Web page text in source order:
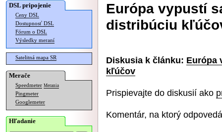
DSL pripojenie
Ceny DSL
Dostupnosť DSL
Fórum o DSL
Výsledky meraní
Satelitná mapa SR
Merače
Speedmeter Merania
Pingmeter
Googlemeter
Hľadanie
Európa vypustí
distribúciu
Diskusia k článku: Európa
kľúčov
Prispievajte do diskusií ako
Komentár, na ktorý